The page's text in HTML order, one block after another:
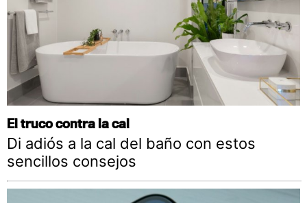
El truco contra la cal
Di adiós a la cal del baño con estos
sencillos consejos